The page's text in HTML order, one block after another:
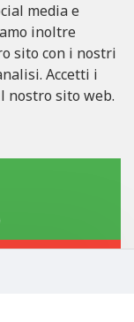
i diritti riservati
media e
inoltre
sito con i nostri
Accetti i
nostro sito web.